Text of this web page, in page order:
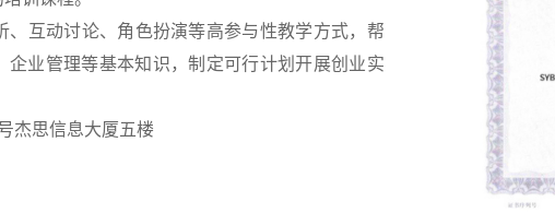
、互动讨论、角色扮演等高参与性教学方式，帮
企业管理等基本知识，制定可行计划开展创业实
杰思信息大厦五楼